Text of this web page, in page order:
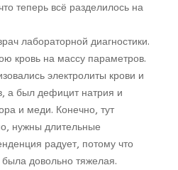
теперь всё разделилось на
лабораторной диагностики.
кровь на массу параметров.
электролиты крови и
а был дефицит натрия и
и меди. Конечно, тут
нужны длительные
радует, потому что
довольно тяжелая.